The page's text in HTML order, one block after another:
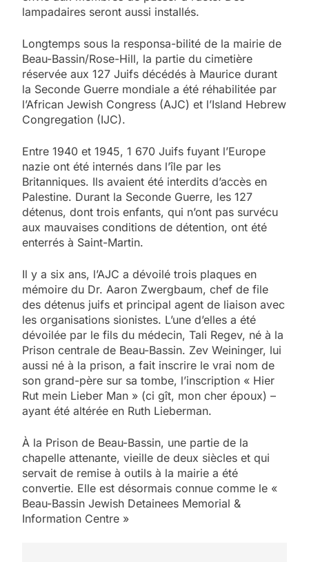
lampadaires seront aussi installés.
Longtemps sous la responsa-bilité de la mairie de
Beau-Bassin/Rose-Hill, la partie du cimetière
réservée aux 127 Juifs décédés à Maurice durant
la Seconde Guerre mondiale a été réhabilitée par
l’African Jewish Congress (AJC) et l’Island Hebrew
Congregation (IJC).
Entre 1940 et 1945, 1 670 Juifs fuyant l’Europe
nazie ont été internés dans l’île par les
Britanniques. Ils avaient été interdits d’accès en
Palestine. Durant la Seconde Guerre, les 127
détenus, dont trois enfants, qui n’ont pas survécu
aux mauvaises conditions de détention, ont été
enterrés à Saint-Martin.
Il y a six ans, l’AJC a dévoilé trois plaques en
mémoire du Dr. Aaron Zwergbaum, chef de file
des détenus juifs et principal agent de liaison avec
les organisations sionistes. L’une d’elles a été
dévoilée par le fils du médecin, Tali Regev, né à la
Prison centrale de Beau-Bassin. Zev Weininger, lui
aussi né à la prison, a fait inscrire le vrai nom de
son grand-père sur sa tombe, l’inscription « Hier
Rut mein Lieber Man » (ci gît, mon cher époux) –
ayant été altérée en Ruth Lieberman.
À la Prison de Beau-Bassin, une partie de la
chapelle attenante, vieille de deux siècles et qui
servait de remise à outils à la mairie a été
convertie. Elle est désormais connue comme le «
Beau-Bassin Jewish Detainees Memorial &
Information Centre »
5
2025, l’année la plus
meurtrière selon le
rapport d’ADL contre
FRANCE